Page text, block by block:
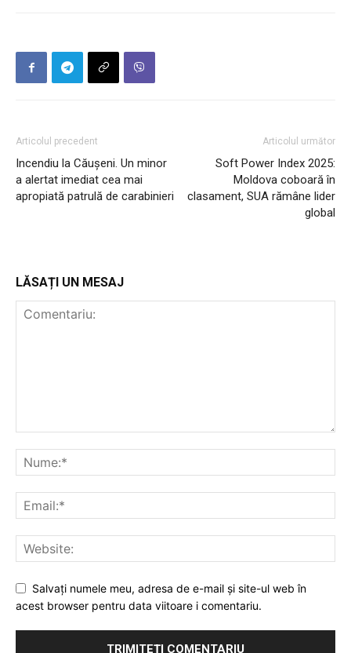
Articolul precedent
Incendiu la Căușeni. Un minor
a alertat imediat cea mai
apropiată patrulă de carabinieri
Articolul următor
Soft Power Index 2025:
Moldova coboară în
clasament, SUA rămâne lider
global
LĂSAȚI UN MESAJ
Salvați numele meu, adresa de e-mail și site-ul web în
acest browser pentru data viitoare i comentariu.